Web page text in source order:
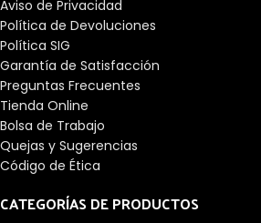
Aviso de Privacidad
Política de Devoluciones
Política SIG
Garantía de Satisfacción
Preguntas Frecuentes
Tienda Online
Bolsa de Trabajo
Quejas y Sugerencias
Código de Ética
CATEGORÍAS DE PRODUCTOS